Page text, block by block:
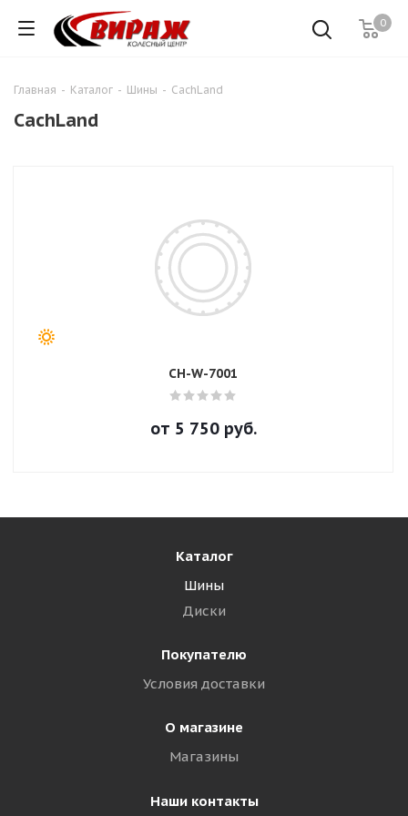
0
Главная - Каталог - Шины - CachLand
CachLand
CH-W-7001
от 5 750руб.
Каталог
Шины
Диски
Покупателю
Условия доставки
О магазине
Магазины
Наши контакты